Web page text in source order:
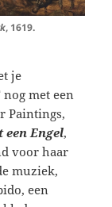
, 1619.
je
met een
Paintings,
een Engel,
voor haar
muziek,
een